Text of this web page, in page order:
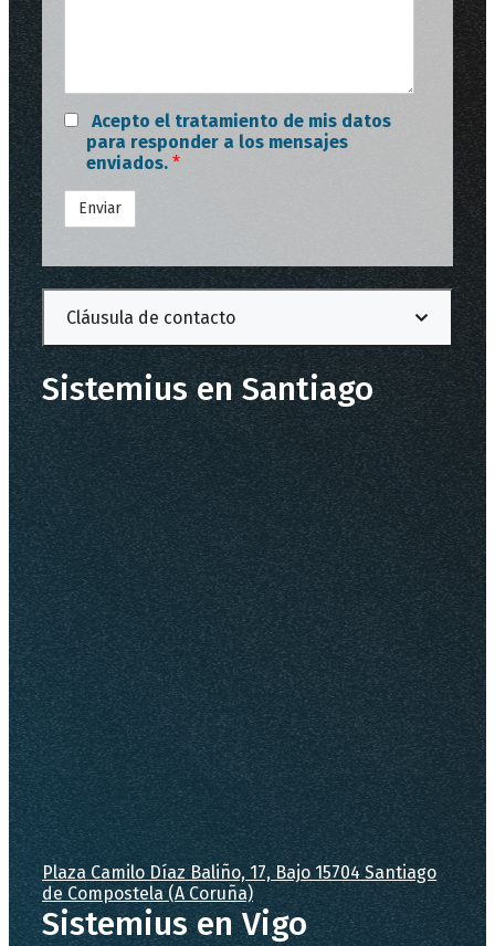
Acepto el tratamiento de mis datos
para responder a los mensajes
enviados. *
Cláusula de contacto
PROTECCIÓN DE DATOS: De conformidad con
las normativas de protección de datos, le
facilitamos la siguiente información del
tratamiento: Responsable: FORMAS,
SISTEMAS Y SOLUCIONES S.L. Fines del
tratamiento: mantener una relación
comercial y responder a los mensajes
recibidos. Derechos que le asisten: acceso,
rectificación, portabilidad, supresión,
limitación y oposición. Más información del
tratamiento en laPolítica de privacidad .
Sistemius en Santiago
Plaza Camilo Díaz Baliño, 17, Bajo 15704 Santiago
de Compostela (A Coruña)
Sistemius en Vigo